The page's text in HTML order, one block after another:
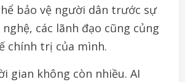
bảo vệ người dân trước sự
các lãnh đạo cũng củng
chính trị của mình.
gian không còn nhiều. AI